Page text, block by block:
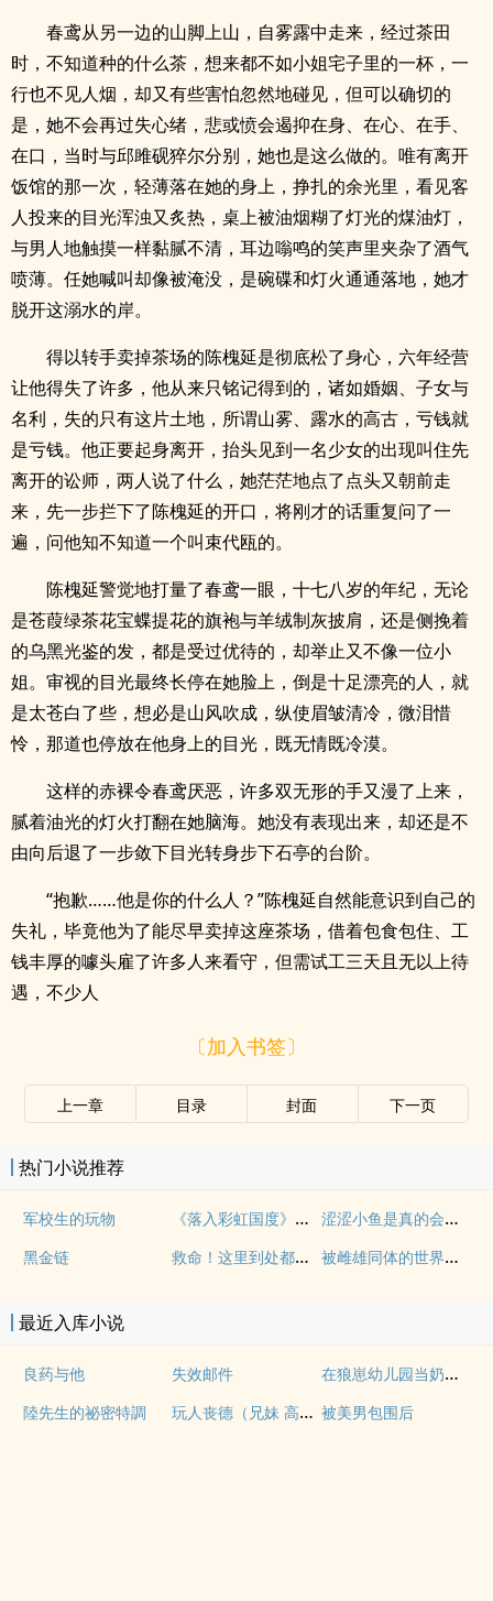
春鸢从另一边的山脚上山，自雾露中走来，经过茶田
时，不知道种的什么茶，想来都不如小姐宅子里的一杯，一
行也不见人烟，却又有些害怕忽然地碰见，但可以确切的
是，她不会再过失心绪，悲或愤会遏抑在身、在心、在手、
在口，当时与邱雎砚猝尔分别，她也是这么做的。唯有离开
饭馆的那一次，轻薄落在她的身上，挣扎的余光里，看见客
人投来的目光浑浊又炙热，桌上被油烟糊了灯光的煤油灯，
与男人地触摸一样黏腻不清，耳边嗡鸣的笑声里夹杂了酒气
喷薄。任她喊叫却像被淹没，是碗碟和灯火通通落地，她才
脱开这溺水的岸。
得以转手卖掉茶场的陈槐延是彻底松了身心，六年经营
让他得失了许多，他从来只铭记得到的，诸如婚姻、子女与
名利，失的只有这片土地，所谓山雾、露水的高古，亏钱就
是亏钱。他正要起身离开，抬头见到一名少女的出现叫住先
离开的讼师，两人说了什么，她茫茫地点了点头又朝前走
来，先一步拦下了陈槐延的开口，将刚才的话重复问了一
遍，问他知不知道一个叫束代瓯的。
陈槐延警觉地打量了春鸢一眼，十七八岁的年纪，无论
是苍葭绿茶花宝蝶提花的旗袍与羊绒制灰披肩，还是侧挽着
的乌黑光鉴的发，都是受过优待的，却举止又不像一位小
姐。审视的目光最终长停在她脸上，倒是十足漂亮的人，就
是太苍白了些，想必是山风吹成，纵使眉皱清冷，微泪惜
怜，那道也停放在他身上的目光，既无情既冷漠。
这样的赤裸令春鸢厌恶，许多双无形的手又漫了上来，
腻着油光的灯火打翻在她脑海。她没有表现出来，却还是不
由向后退了一步敛下目光转身步下石亭的台阶。
“抱歉……他是你的什么人？”陈槐延自然能意识到自己的
失礼，毕竟他为了能尽早卖掉这座茶场，借着包食包住、工
钱丰厚的噱头雇了许多人来看守，但需试工三天且无以上待
遇，不少人
〔加入书签〕
上一章 目录 封面 下一页
热门小说推荐
军校生的玩物 《落入彩虹国度》穿越+西幻+言情 涩涩小鱼是真的会被干透
黑金链 救命！这里到处都是阴暗批（西幻NPH） 被雌雄同体的世界爆炒了（玄幻nph）
最近入库小说
良药与他 失效邮件 在狼崽幼儿园当奶爸的日常
陸先生的祕密特調 玩人丧德（兄妹 高H） 被美男包围后